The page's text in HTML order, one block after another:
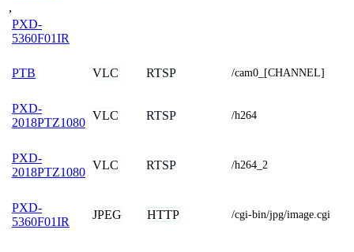
,
PXD-
5360F01IR
PTB VLC RTSP /cam0_[CHANNEL]
PXD-
2018PTZ1080
VLC RTSP /h264
PXD-
2018PTZ1080
VLC RTSP /h264_2
PXD-
5360F01IR
JPEG HTTP /cgi-bin/jpg/image.cgi